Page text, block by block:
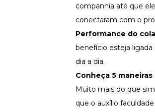
companhia até que
conectaram com o
Performance do
benefício esteja
dia a dia.
Conheça 5
Muito mais do que
que o auxílio